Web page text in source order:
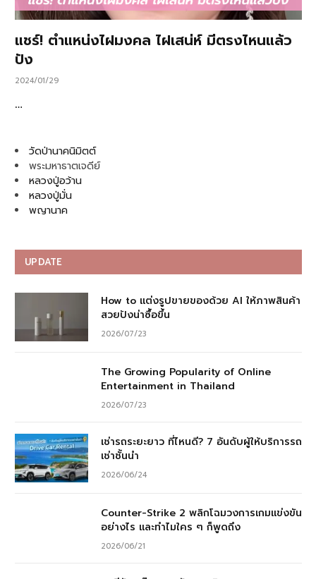
แชร์! ตำแหน่งไฝมงคล ไฝเสน่ห์ มีตรงไหนแล้ว
ปัง
2024/01/29
…
วัดป่านาคนิมิตต์
พระมหาธาตเจดีย์
หลวงปู่อว้าน
หลวงปู่มั่น
พญานาค
UPDATE
How to แต่งรูปขายของด้วย AI ให้ภาพสินค้า
สวยปังน่าซื้อขึ้น
2026/07/23
The Growing Popularity of Online
Entertainment in Thailand
2026/07/23
เช่ารถระยะยาว ที่ไหนดี? 7 อันดับผู้ให้บริการรถ
เช่าชั้นนำ
2026/06/24
Counter-Strike 2 พลิกโฉมวงการเกมแข่งขัน
อย่างไร และทำไมใคร ๆ ก็พูดถึง
2026/06/21